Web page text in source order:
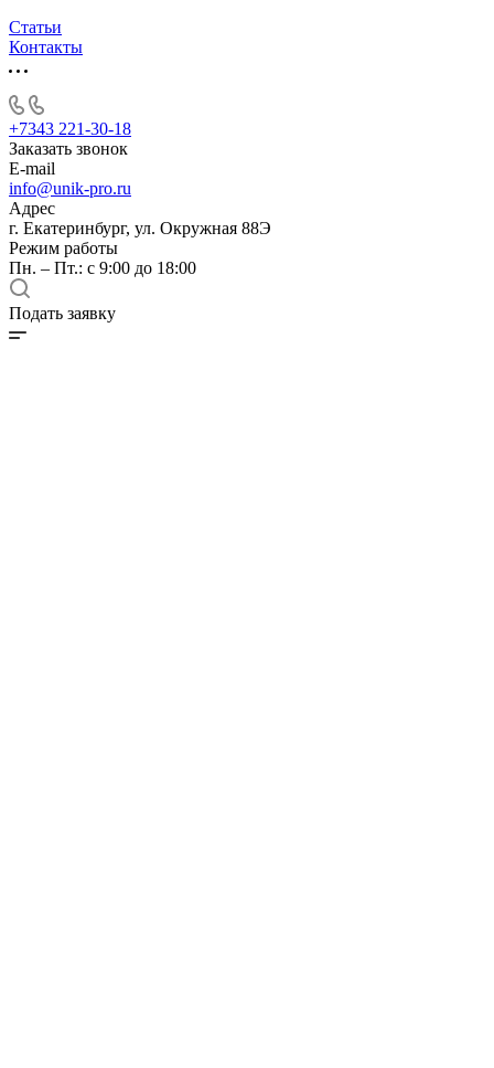
Статьи
Контакты
+7343 221-30-18
Заказать звонок
E-mail
info@unik-pro.ru
Адрес
г. Екатеринбург, ул. Окружная 88Э
Режим работы
Пн. – Пт.: с 9:00 до 18:00
Подать заявку